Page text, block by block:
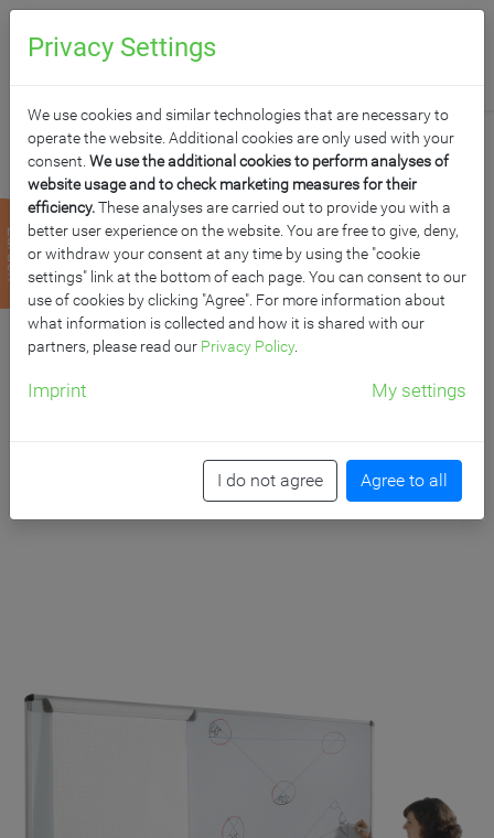
zurück WHITEBOARD AUS
STAHL, SERIE ST,
WEISS
B/H: 250x120 cm
Artikelnummer: STW 2512
Privacy Settings
We use cookies and similar technologies that are necessary to
operate the website. Additional cookies are only used with your
consent. We use the additional cookies to perform analyses of
website usage and to check marketing measures for their
efficiency.These analyses are carried out to provide you with a
better user experience on the website. You are free to give, deny,
or withdraw your consent at any time by using the "cookie
settings" link at the bottom of each page. You can consent to our
use of cookies by clicking "Agree". For more information about
what information is collected and how it is shared with our
partners, please read our Privacy Policy.
Imprint My settings
I do not agree Agree to all